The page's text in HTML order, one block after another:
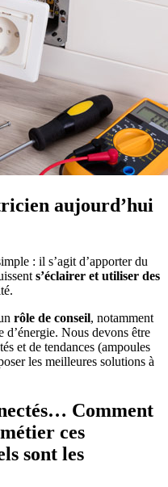
aujourd’hui
: il s’agit d’apporter du
s’éclairer et utiliser des
rôle de conseil, notamment
d’énergie. Nous devons être
et de tendances (ampoules
les meilleures solutions à
Comment
ces
sont les